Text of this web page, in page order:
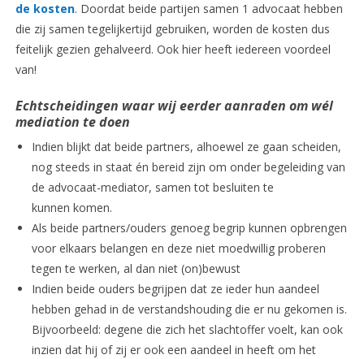
de kosten. Doordat beide partijen samen 1 advocaat hebben
die zij samen tegelijkertijd gebruiken, worden de kosten dus
feitelijk gezien gehalveerd. Ook hier heeft iedereen voordeel
van!
Echtscheidingen waar wij eerder aanraden om wél
mediation te doen
Indien blijkt dat beide partners, alhoewel ze gaan scheiden,
nog steeds in staat én bereid zijn om onder begeleiding van
de advocaat-mediator, samen tot besluiten te
kunnen komen.
Als beide partners/ouders genoeg begrip kunnen opbrengen
voor elkaars belangen en deze niet moedwillig proberen
tegen te werken, al dan niet (on)bewust
Indien beide ouders begrijpen dat ze ieder hun aandeel
hebben gehad in de verstandshouding die er nu gekomen is.
Bijvoorbeeld: degene die zich het slachtoffer voelt, kan ook
inzien dat hij of zij er ook een aandeel in heeft om het